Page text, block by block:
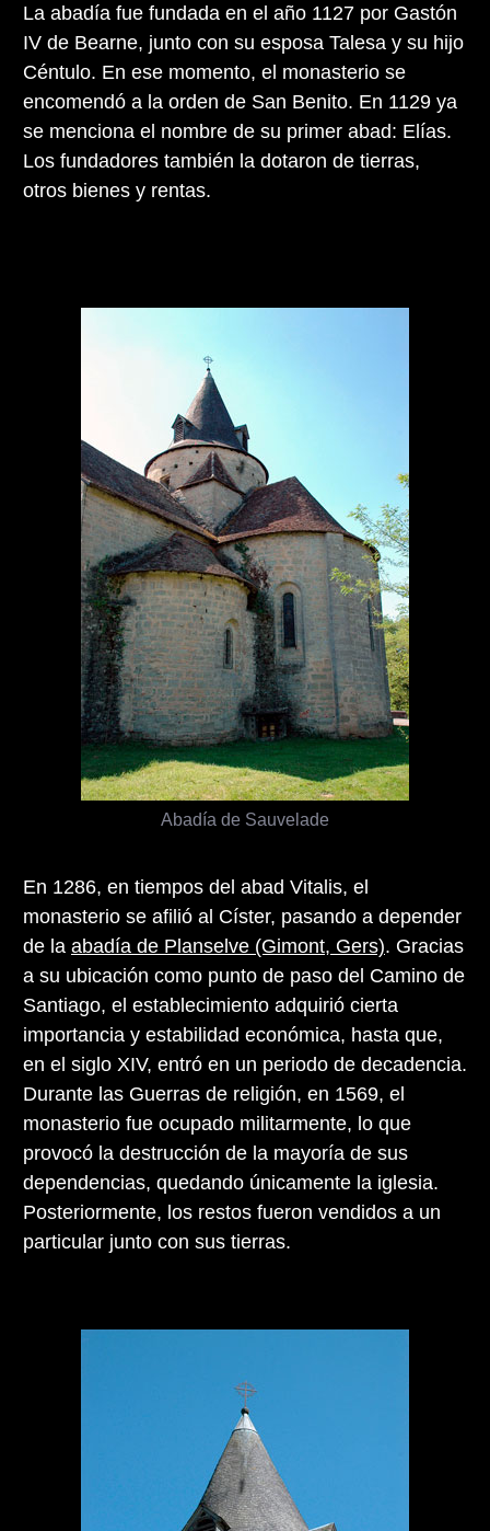
La abadía fue fundada en el año 1127 por Gastón
IV de Bearne, junto con su esposa Talesa y su hijo
Céntulo. En ese momento, el monasterio se
encomendó a la orden de San Benito. En 1129 ya
se menciona el nombre de su primer abad: Elías.
Los fundadores también la dotaron de tierras,
otros bienes y rentas.
Abadía de Sauvelade
En 1286, en tiempos del abad Vitalis, el
monasterio se afilió al Císter, pasando a depender
de la abadía de Planselve (Gimont, Gers). Gracias
a su ubicación como punto de paso del Camino de
Santiago, el establecimiento adquirió cierta
importancia y estabilidad económica, hasta que,
en el siglo XIV, entró en un periodo de decadencia.
Durante las Guerras de religión, en 1569, el
monasterio fue ocupado militarmente, lo que
provocó la destrucción de la mayoría de sus
dependencias, quedando únicamente la iglesia.
Posteriormente, los restos fueron vendidos a un
particular junto con sus tierras.